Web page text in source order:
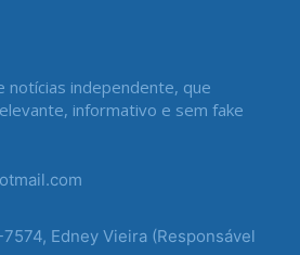
notícias independente, que
informativo e sem fake
Edney Vieira (Responsável